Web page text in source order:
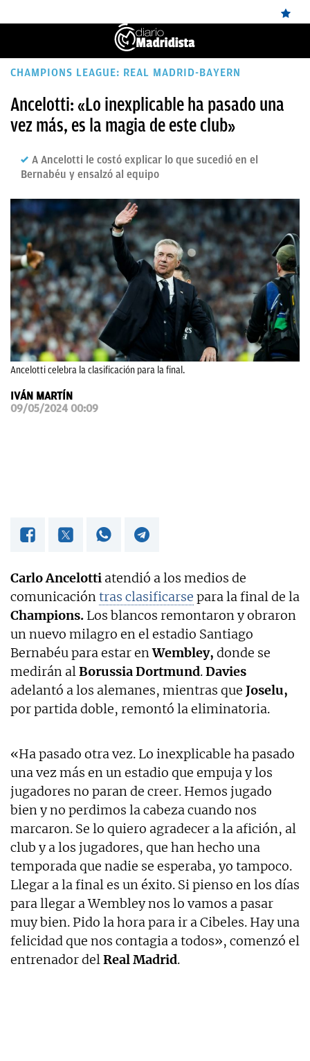
ÚLTIMAS
REAL
BALONCESTO
CANTERA
FICHAJES
DIRECTO
FEMENINO
PAPARAZZI
OKDIARIO
CHAMPIONS LEAGUE: REAL MADRID-BAYERN
Ancelotti: «Lo inexplicable ha pasado una
vez más, es la magia de este club»
A Ancelotti le costó explicar lo que sucedió en el
Bernabéu y ensalzó al equipo
Ancelotti celebra la clasificación para la final.
IVÁN MARTÍN
09/05/2024 00:09
Carlo Ancelotti atendió a los medios de
comunicacióntras clasificarse para la final de la
Champions. Los blancos remontaron y obraron
un nuevo milagro en el estadio Santiago
Bernabéu para estar enWembley, donde se
medirán alBorussia Dortmund.Davies
adelantó a los alemanes, mientras que Joselu,
por partida doble, remontó la eliminatoria.
«Ha pasado otra vez. Lo inexplicable ha pasado
una vez más en un estadio que empuja y los
jugadores no paran de creer. Hemos jugado
bien y no perdimos la cabeza cuando nos
marcaron. Se lo quiero agradecer a la afición, al
club y a los jugadores, que han hecho una
temporada que nadie se esperaba, yo tampoco.
Llegar a la final es un éxito. Si pienso en los días
para llegar a Wembley nos lo vamos a pasar
muy bien. Pido la hora para ir a Cibeles. Hay una
felicidad que nos contagia a todos», comenzó el
entrenador delReal Madrid.